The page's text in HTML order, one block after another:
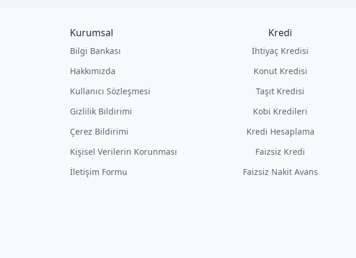
Kurumsal
Bilgi Bankası
Hakkımızda
Kullanıcı Sözleşmesi
Gizlilik Bildirimi
Çerez Bildirimi
Kişisel Verilerin Korunması
İletişim Formu
Kredi
İhtiyaç Kredisi
Konut Kredisi
Taşıt Kredisi
Kobi Kredileri
Kredi Hesaplama
Faizsiz Kredi
Faizsiz Nakit Avans